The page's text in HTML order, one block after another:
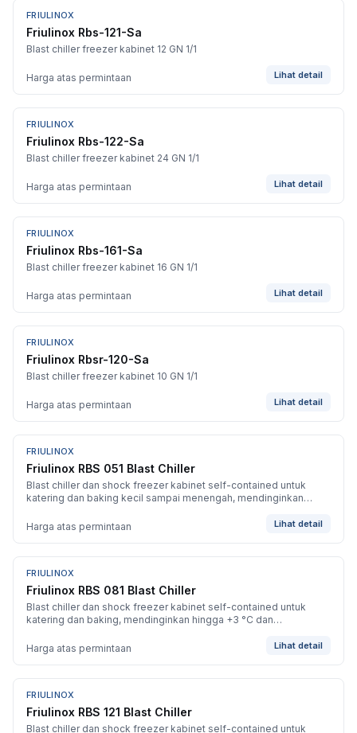
FRIULINOX
Friulinox Rbs-121-Sa
Blast chiller freezer kabinet 12 GN 1/1
Harga atas permintaan Lihat detail
FRIULINOX
Friulinox Rbs-122-Sa
Blast chiller freezer kabinet 24 GN 1/1
Harga atas permintaan Lihat detail
FRIULINOX
Friulinox Rbs-161-Sa
Blast chiller freezer kabinet 16 GN 1/1
Harga atas permintaan Lihat detail
FRIULINOX
Friulinox Rbsr-120-Sa
Blast chiller freezer kabinet 10 GN 1/1
Harga atas permintaan Lihat detail
BARU
FRIULINOX
Friulinox RBS 051 Blast Chiller
Blast chiller dan shock freezer kabinet self-contained untuk
katering dan baking kecil sampai menengah, mendinginkan
Harga atas permintaan
Lihat detail
BARU
FRIULINOX
Friulinox RBS 081 Blast Chiller
Blast chiller dan shock freezer kabinet self-contained untuk
katering dan baking, mendinginkan hingga +3 °C dan
Harga atas permintaan
Lihat detail
BARU
FRIULINOX
Friulinox RBS 121 Blast Chiller
Blast chiller dan shock freezer kabinet self-contained untuk